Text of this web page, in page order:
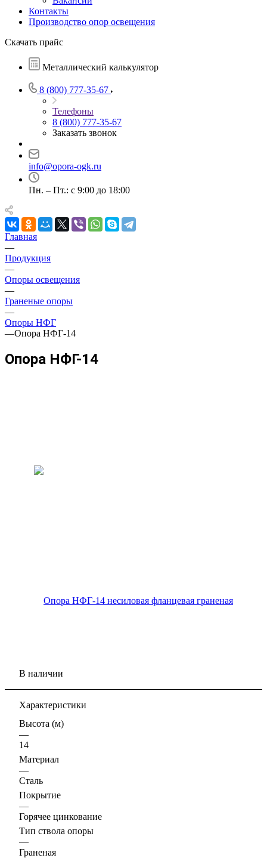
Контакты
Производство опор освещения
Скачать прайс
Металлический калькулятор
8 (800) 777-35-67
Телефоны
8 (800) 777-35-67
Заказать звонок
info@opora-ogk.ru
Пн. – Пт.: с 9:00 до 18:00
Главная
—
Продукция
—
Опоры освещения
—
Граненые опоры
—
Опоры НФГ
—Опора НФГ-14
Опора НФГ-14
В наличии
Характеристики
Высота (м)
—
14
Материал
—
Сталь
Покрытие
—
Горячее цинкование
Тип ствола опоры
—
Граненая